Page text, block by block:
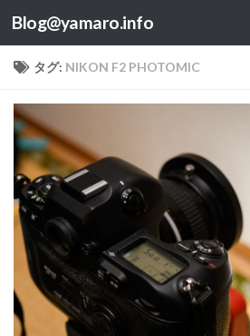
コンテンツへスキップ
Blog@yamaro.info
タグ: NIKON F2 PHOTOMIC